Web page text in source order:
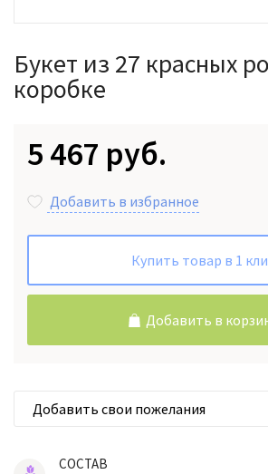
Букет из 27 красных
коробке
5 467 руб.
Добавить в избранное
Купить товар в 1
Добавить в
Добавить свои пожелания
СОСТАВ